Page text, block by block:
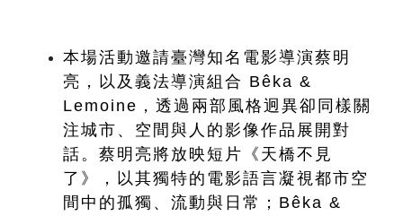
本場活動邀請臺灣知名電影導演蔡明
亮，以及義法導演組合 Bêka &
Lemoine，透過兩部風格迥異卻同樣關
注城市、空間與人的影像作品展開對
話。蔡明亮將放映短片《天橋不見
了》，以其獨特的電影語言凝視都市空
間中的孤獨、流動與日常；Bêka &